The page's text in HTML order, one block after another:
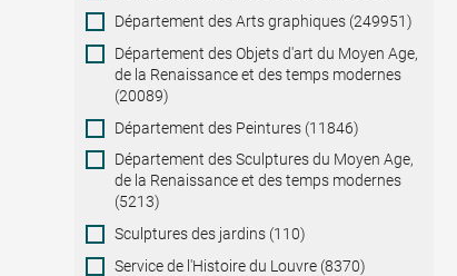
Département des Arts graphiques (249951)
Département des Objets d'art du Moyen Age,
de la Renaissance et des temps modernes
(20089)
Département des Peintures (11846)
Département des Sculptures du Moyen Age,
de la Renaissance et des temps modernes
(5213)
Sculptures des jardins (110)
Service de l'Histoire du Louvre (8370)